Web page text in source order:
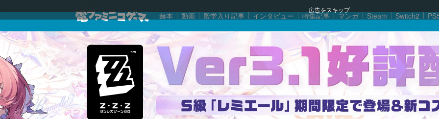
広告をスキップ
赫本 動画 殿堂入り記事 インタビュー 特集記事 マンガ Steam Switch2